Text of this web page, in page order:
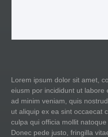
Lorem ipsum dolor sit amet,
eiusm por incididunt ut labore
ad minim veniam, quis
ut aliquip ex ea sint occaecat
culpa qui officia mollit
Donec pede justo, fringilla